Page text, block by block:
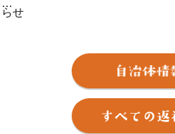
らせ
2026年7月28日に発生しました「
れた皆様に、心よりお見舞い申し
一日も早い復旧と、皆様の安全を
地震の影響により、現在、熊本